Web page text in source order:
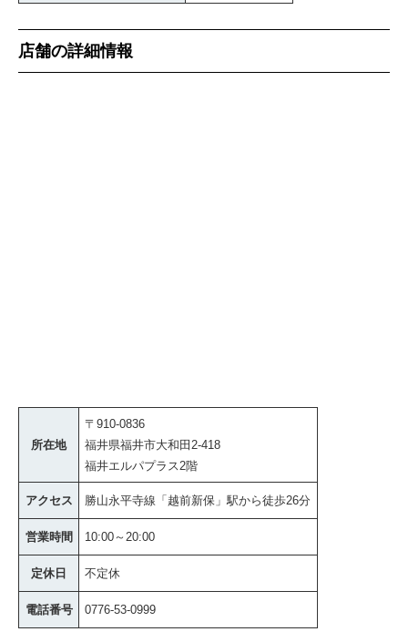
店舗の詳細情報
所在地
〒910-0836
福井県福井市大和田2-418
福井エルパプラス2階
アクセス 勝山永平寺線「越前新保」駅から徒歩26分
営業時間 10:00～20:00
定休日 不定休
電話番号 0776-53-0999